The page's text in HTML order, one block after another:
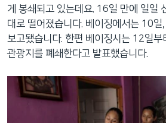
게 봉쇄되고 있는데요. 16일 만에 일일
대로 떨어졌습니다. 베이징에서는 10
보고됐습니다. 한편 베이징시는 12일부
관광지를 폐쇄한다고 발표했습니다.